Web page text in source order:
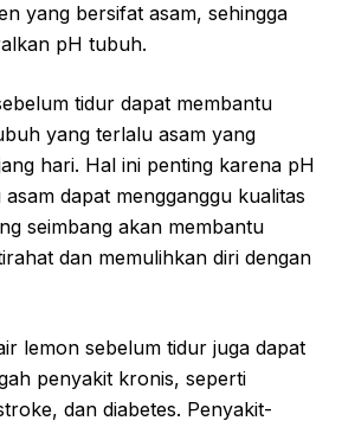
yang bersifat asam, sehingga
pH tubuh.
tidur dapat membantu
yang terlalu asam yang
hari. Hal ini penting karena pH
dapat mengganggu kualitas
seimbang akan membantu
dan memulihkan diri dengan
lemon sebelum tidur juga dapat
penyakit kronis, seperti
dan diabetes. Penyakit-